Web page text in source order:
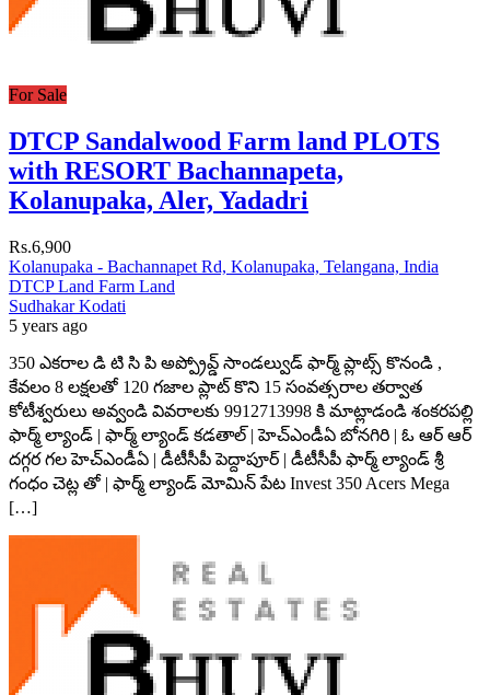
For Sale
DTCP Sandalwood Farm land PLOTS
with RESORT Bachannapeta,
Kolanupaka, Aler, Yadadri
Rs.6,900
Kolanupaka - Bachannapet Rd, Kolanupaka, Telangana, India
DTCP Land Farm Land
Sudhakar Kodati
5 years ago
350 ఎకరాల డి టి సి పి అప్ప్రోవ్డ్ సాండల్వుడ్ ఫార్మ్ ప్లాట్స్ కొనండి ,
కేవలం 8 లక్షలతో 120 గజాల ప్లాట్ కొని 15 సంవత్సరాల తర్వాత
కోటీశ్వరులు అవ్వండి వివరాలకు 9912713998 కి మాట్లాడండి శంకరపల్లి
ఫార్మ్ ల్యాండ్ | ఫార్మ్ ల్యాండ్ కడతాల్ | హెచ్‌ఎండీఏ బోనగిరి | ఓ ఆర్ ఆర్
దగ్గర గల హెచ్‌ఎండీఏ | డీటీసీపీ పెద్దాపూర్ | డీటీసీపీ ఫార్మ్ ల్యాండ్ శ్రీ
గంధం చెట్ల తో | ఫార్మ్ ల్యాండ్ మోమిన్ పేట Invest 350 Acers Mega
[…]